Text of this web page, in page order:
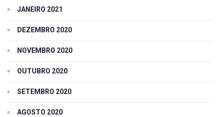
JANEIRO 2021
DEZEMBRO 2020
NOVEMBRO 2020
OUTUBRO 2020
SETEMBRO 2020
AGOSTO 2020